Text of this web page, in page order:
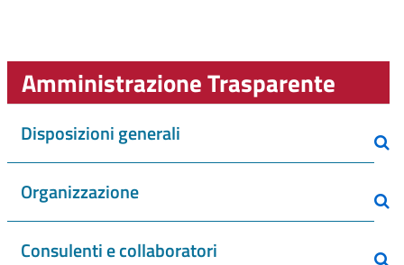
Amministrazione Trasparente
Disposizioni generali
Organizzazione
Consulenti e collaboratori